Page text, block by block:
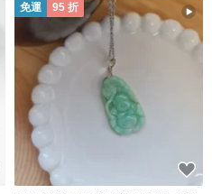
免運 95 折